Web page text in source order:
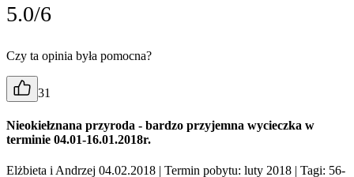
5.0/6
Czy ta opinia była pomocna?
31
Nieokiełznana przyroda - bardzo przyjemna wycieczka w
terminie 04.01-16.01.2018r.
Elżbieta i Andrzej 04.02.2018 | Termin pobytu: luty 2018 | Tagi: 56-